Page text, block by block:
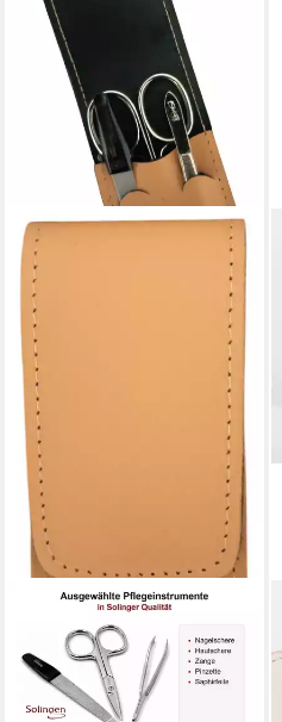
ELOMODA
Maniküre-Kosmetik-Etui
Solingen* Maniküre Set im
Lederetui – Made in Germany
– Nagelschere, 3 tlg., Made in